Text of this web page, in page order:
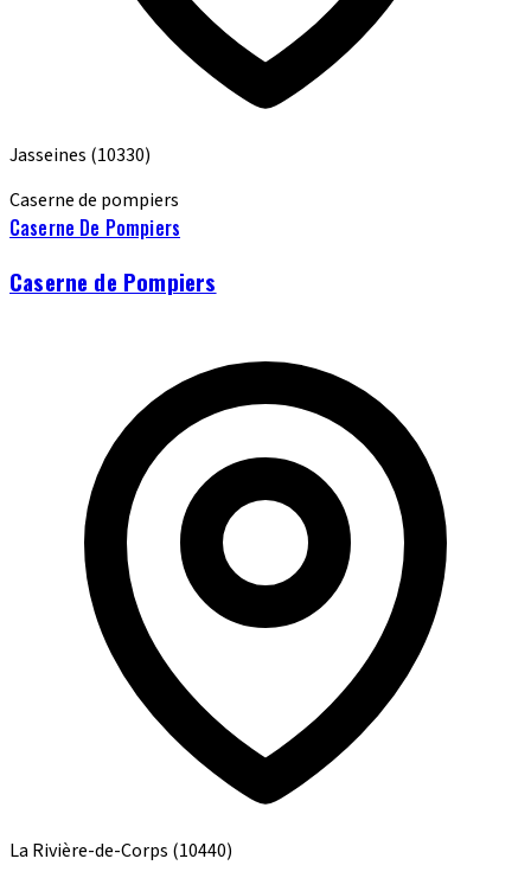
Jasseines (10330)
Caserne de pompiers
Caserne De Pompiers
Caserne de Pompiers
La Rivière-de-Corps (10440)